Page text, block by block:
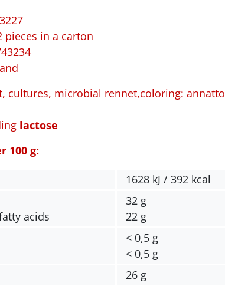
pieces in a carton
cultures, microbial rennet,coloring: annatto
lactose
100 g:
1628 kJ / 392 kcal
acids
32 g
22 g
< 0,5 g
< 0,5 g
26 g